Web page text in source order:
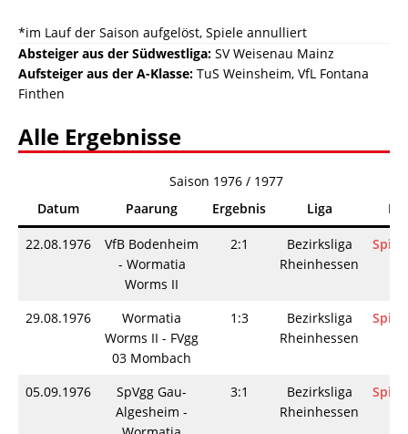
*im Lauf der Saison aufgelöst, Spiele annulliert
Absteiger aus der Südwestliga: SV Weisenau Mainz
Aufsteiger aus der A-Klasse: TuS Weinsheim, VfL Fontana
Finthen
Alle Ergebnisse
Saison 1976 / 1977
Datum
Paarung Ergebnis Liga
22.08.1976
VfB Bodenheim
- Wormatia
Worms II
2:1
Bezirksliga
Rheinhessen
29.08.1976
Wormatia
Worms II - FVgg
03 Mombach
1:3
Bezirksliga
Rheinhessen
05.09.1976
SpVgg Gau-
Algesheim -
3:1
Bezirksliga
Rheinhessen